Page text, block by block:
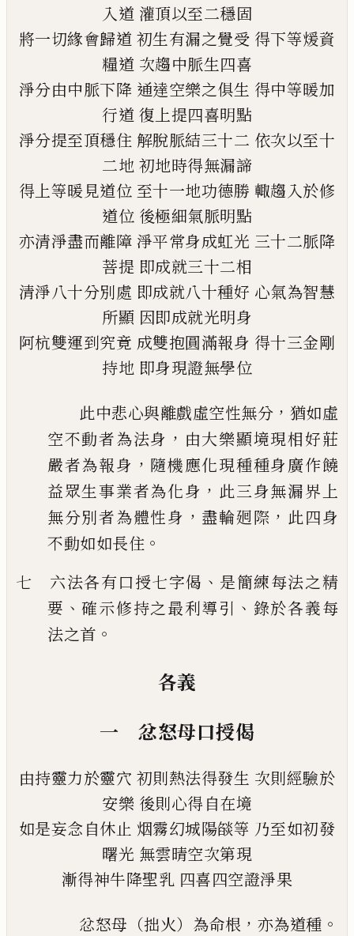
入道 灌頂以至二穩固
將一切緣會歸道 初生有漏之覺受 得下等煖資
糧道 次趨中脈生四喜
淨分由中脈下降 通達空樂之俱生 得中等暖加
行道 復上提四喜明點
淨分提至頂穩住 解脫脈結三十二 依次以至十
二地 初地時得無漏諦
得上等暖見道位 至十一地功德勝 輙趨入於修
道位 後極細氣脈明點
亦清淨盡而離障 淨平常身成虹光 三十二脈降
菩提 即成就三十二相
清淨八十分別處 即成就八十種好 心氣為智慧
所顯 因即成就光明身
阿杭雙運到究竟 成雙抱圓滿報身 得十三金剛
持地 即身現證無學位
此中悲心與離戲虛空性無分 ， 猶如虛
空不動者為法身 ， 由大樂顯境現相好莊
嚴者為報身 ， 隨機應化現種種身廣作饒
益眾生事業者為化身 ， 此三身無漏界上
無分別者為體性身 ， 盡輪𢌞際 ， 此四身
不動如如長住 。
七 六法各有口授七字偈 、 是簡練每法之精
要 、確示修持之最利導引 、 錄於各義每
法之首 。
各義
一 忿怒母口授偈
由持靈力於靈穴 初則熱法得發生 次則經驗於
安樂 後則心得自在境
如是妄念自休止 烟霧幻城陽燄等 乃至如初發
曙光 無雲晴空次第現
漸得神牛降聖乳 四喜四空證淨果
忿怒母（拙火）為命根 ， 亦為道種 。